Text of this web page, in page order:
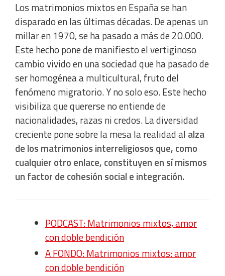
Los matrimonios mixtos en España se han
disparado en las últimas décadas. De apenas un
millar en 1970, se ha pasado a más de 20.000.
Este hecho pone de manifiesto el vertiginoso
cambio vivido en una sociedad que ha pasado de
ser homogénea a multicultural, fruto del
fenómeno migratorio. Y no solo eso. Este hecho
visibiliza que quererse no entiende de
nacionalidades, razas ni credos. La diversidad
creciente pone sobre la mesa la realidad al alza
de los matrimonios interreligiosos que, como
cualquier otro enlace, constituyen en sí mismos
un factor de cohesión social e integración.
PODCAST: Matrimonios mixtos, amor
con doble bendición
A FONDO: Matrimonios mixtos: amor
con doble bendición